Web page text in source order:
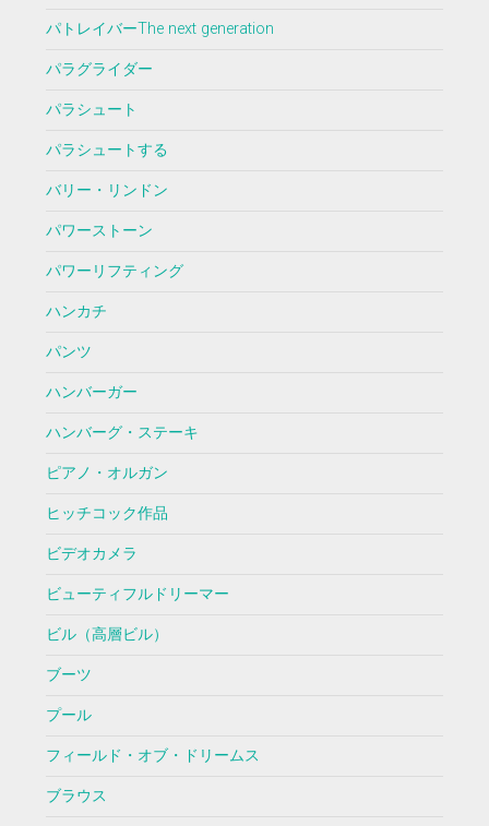
パトレイバーThe next generation
パラグライダー
パラシュート
パラシュートする
バリー・リンドン
パワーストーン
パワーリフティング
ハンカチ
パンツ
ハンバーガー
ハンバーグ・ステーキ
ピアノ・オルガン
ヒッチコック作品
ビデオカメラ
ビューティフルドリーマー
ビル（高層ビル）
ブーツ
プール
フィールド・オブ・ドリームス
ブラウス